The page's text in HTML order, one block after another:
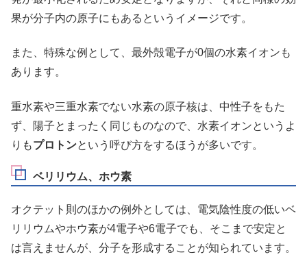
果が分子内の原子にもあるというイメージです。
また、特殊な例として、最外殻電子が0個の水素イオンも
あります。
重水素や三重水素でない水素の原子核は、中性子をもた
ず、陽子とまったく同じものなので、水素イオンというよ
りもプロトンという呼び方をするほうが多いです。
ベリリウム、ホウ素
オクテット則のほかの例外としては、電気陰性度の低いベ
リリウムやホウ素が4電子や6電子でも、そこまで安定と
は言えませんが、分子を形成することが知られています。